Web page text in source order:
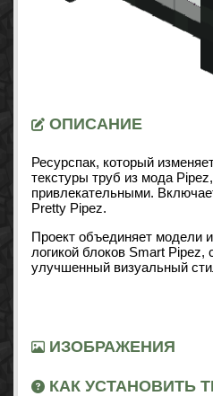
ОПИСАНИЕ
Ресурспак, который
текстуры труб из мода
привлекательными.
Pretty Pipez.
Проект объединяет модели
логикой блоков Smart Pipez,
улучшенный визуальный
ИЗОБРАЖЕНИЯ
КАК УСТАНОВИТЬ